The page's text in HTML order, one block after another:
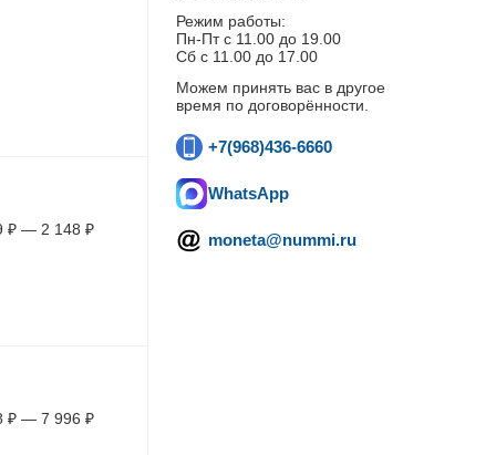
₽ — 2 148 ₽
₽ — 7 996 ₽
Режим работы:
Пн-Пт c 11.00 до 19.00
Сб с 11.00 до 17.00
Можем принять вас в другое
время по договорённости.
+7(968)436-6660
WhatsApp
moneta@nummi.ru